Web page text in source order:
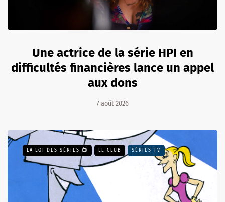
Une actrice de la série HPI en
difficultés financières lance un appel
aux dons
7 août 2026
LA LOI DES SÉRIES 📺 LE CLUB SÉRIES TV